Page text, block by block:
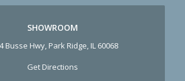
SHOWROOM
Busse Hwy, Park Ridge, IL 60068
Get Directions